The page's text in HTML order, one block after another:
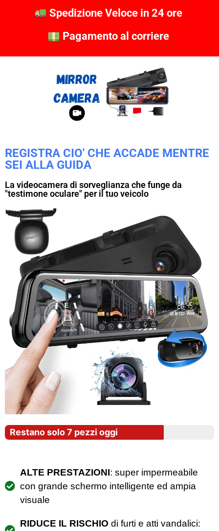
Spedizione Veloce in 24 ore
Pagamento al corriere
REGISTRA CIO' CHE ACCADE MENTRE
SEI ALLA GUIDA
La videocamera di sorveglianza che funge da
"testimone oculare" per il tuo veicolo
Restano solo 7 pezzi oggi
ALTE PRESTAZIONI: super impermeabile
con grande schermo intelligente ed ampia
visuale
RIDUCE IL RISCHIO di furti e atti vandalici: